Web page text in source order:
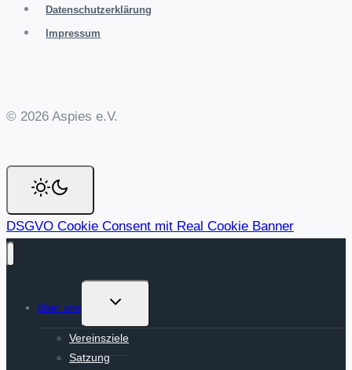
Datenschutzerklärung
Impressum
© 2026 Aspies e.V.
DSGVO Cookie Consent mit Real Cookie Banner
über uns
Untermenü
Vereinsziele
Satzung